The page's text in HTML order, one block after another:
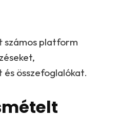
számos platform
összefoglalókat.